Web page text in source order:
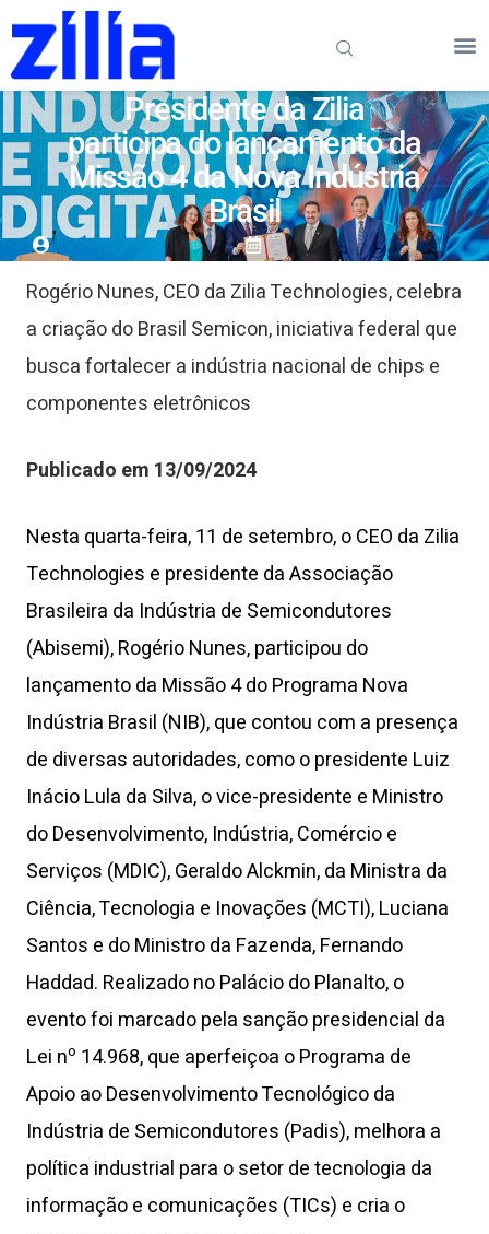
Presidente da Zilia
participa do lançamento da
Missão 4 da Nova Indústria
Brasil
Rogério Nunes, CEO da Zilia Technologies, celebra
a criação do Brasil Semicon, iniciativa federal que
busca fortalecer a indústria nacional de chips e
componentes eletrônicos
Publicado em 13/09/2024
Nesta quarta-feira, 11 de setembro, o CEO da Zilia
Technologies e presidente da Associação
Brasileira da Indústria de Semicondutores
(Abisemi), Rogério Nunes, participou do
lançamento da Missão 4 do Programa Nova
Indústria Brasil (NIB), que contou com a presença
de diversas autoridades, como o presidente Luiz
Inácio Lula da Silva, o vice-presidente e Ministro
do Desenvolvimento, Indústria, Comércio e
Serviços (MDIC), Geraldo Alckmin, da Ministra da
Ciência, Tecnologia e Inovações (MCTI), Luciana
Santos e do Ministro da Fazenda, Fernando
Haddad. Realizado no Palácio do Planalto, o
evento foi marcado pela sanção presidencial da
Lei no 14.968, que aperfeiçoa o Programa de
Apoio ao Desenvolvimento Tecnológico da
Indústria de Semicondutores (Padis), melhora a
política industrial para o setor de tecnologia da
informação e comunicações (TICs) e cria o